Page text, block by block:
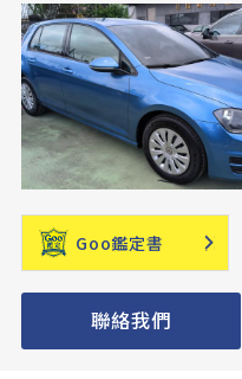
Goo鑑定書
聯絡我們